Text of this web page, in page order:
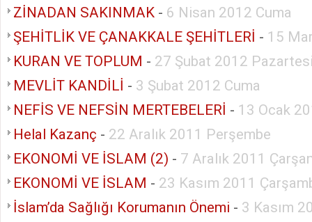
ZİNADAN SAKINMAK - 6 Nisan 2012 Cuma
ŞEHİTLİK VE ÇANAKKALE ŞEHİTLERİ - 15
KURAN VE TOPLUM - 27 Şubat 2012
MEVLİT KANDİLİ - 3 Şubat 2012 Cuma
NEFİS VE NEFSİN MERTEBELERİ - 13 Ocak
Helal Kazanç - 22 Aralık 2011 Perşembe
EKONOMİ VE İSLAM (2) - 7 Aralık 2011
EKONOMİ VE İSLAM - 23 Kasım 2011
İslam’da Sağlığı Korumanın Önemi - 3 Kasım